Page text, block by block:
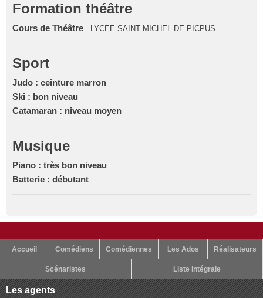
Formation théâtre
Cours de Théâtre- LYCEE SAINT MICHEL DE PICPUS
Sport
Judo : ceinture marron
Ski : bon niveau
Catamaran : niveau moyen
Musique
Piano : très bon niveau
Batterie : débutant
Accueil Comédiens Comédiennes Les Ados Réalisateurs
Scénaristes Liste intégrale
Les agents